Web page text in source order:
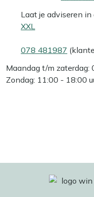
Laat je adviseren
XXL
078 481987
Maandag t/m zaterdag:
Zondag: 11:00 - 18:00